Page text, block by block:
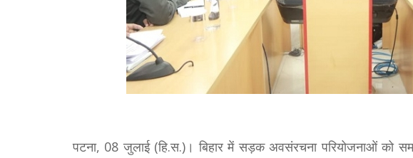
पटना, 08 जुलाई (हि.स.)। बिहार में सड़क अवसंरचना परियोजनाओं को